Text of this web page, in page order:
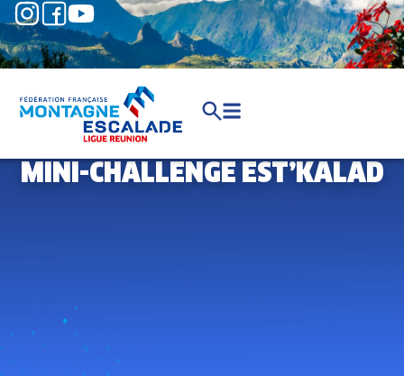
MINI-CHALLENGE EST’KALAD